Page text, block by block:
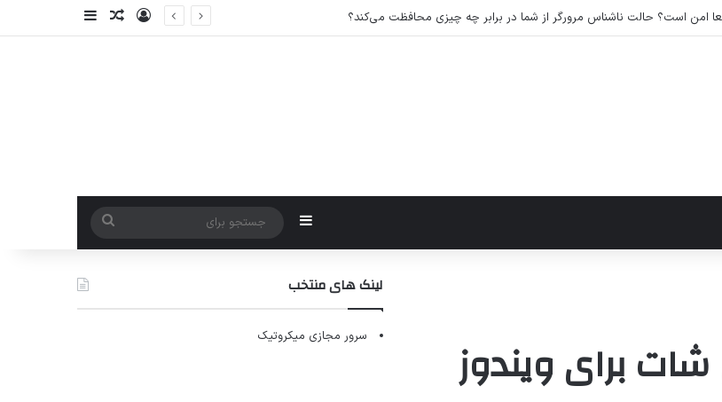
موبایل، کامپیوتر و تجهیزات دیجیتال ورودنوشته تصادفی
سایدبار
سایدبار
جستجو
برای
برای ویندوز
لینک های منتخب
سرور مجازی میکروتیک